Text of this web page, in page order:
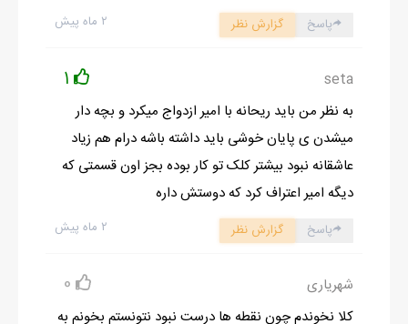
۲ ماه پیش پاسخ گزارش نظر
seta
1
به نظر من باید ریحانه با امیر ازدواج میکرد و بچه دار
میشدن ی پایان خوشی باید داشته باشه درام هم زیاد
عاشقانه نبود بیشتر کلک تو کار بوده بجز اون قسمتی که
دیگه امیر اعتراف کرد که دوستش داره
۲ ماه پیش پاسخ گزارش نظر
شهریاری 0
کلا نخوندم چون نقطه ها درست نبود نتونستم بخونم به